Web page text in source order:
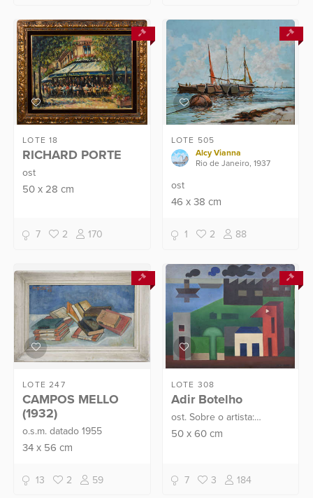
LOTE 18
RICHARD PORTE
ost
50x 28cm
7 2 170
LOTE 505
Alcy Vianna
Rio de Janeiro, 1937
ost
46 x38 cm
1 2 88
LOTE 247
CAMPOS MELLO
(1932)
o.s.m. datado 1955
34x 56cm
13 2 59
LOTE 308
Adir Botelho
ost. Sobre o artista:
Gravador, pintor, ilustrador,
Estuda dese...
50 x60 cm
7 3 184